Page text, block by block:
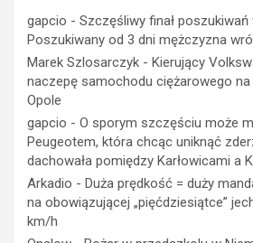
gapcio - Szczęśliwy finał poszukiwań
Poszukiwany od 3 dni mężczyzna
Marek Szlosarczyk - Kierujący
naczepę samochodu ciężarowego na
Opole
gapcio - O sporym szczęściu może
Peugeotem, która chcąc uniknąć
dachowała pomiędzy Karłowicami a
Arkadio - Duża prędkość = duży
na obowiązującej „pięćdziesiątce”
km/h